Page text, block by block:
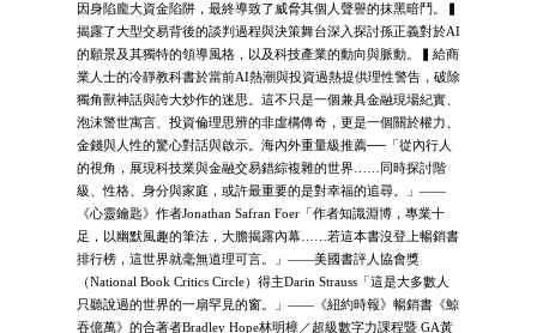
因身陷龐大資金陷阱，最終導致了威脅其個人聲譽的抹黑暗鬥。▍
揭露了大型交易背後的談判過程與決策舞台深入探討孫正義對於AI
的願景及其獨特的領導風格，以及科技產業的動向與脈動。▍給商
業人士的冷靜教科書於當前AI熱潮與投資過熱提供理性警告，破除
獨角獸神話與誇大炒作的迷思。這不只是一個兼具金融現場紀實、
泡沫警世寓言、投資倫理思辨的非虛構傳奇，更是一個關於權力、
金錢與人性的驚心對話與啟示。海內外重量級推薦──「從內行人
的視角，展現科技業與金融交易錯綜複雜的世界……同時探討階
級、性格、身分與家庭，或許最重要的是對幸福的追尋。」——
《心靈鑰匙》作者Jonathan Safran Foer「作者知識淵博，專業十
足，以幽默風趣的筆法，大膽揭露內幕……若這本書沒登上暢銷書
排行榜，這世界就毫無道理可言。」——美國書評人協會獎
（National Book Critics Circle）得主Darin Strauss「這是大多數人
只聽說過的世界的一扇罕見的窗。」——《紐約時報》暢銷書《鯨
吞億萬》的合著者Bradley Hope林明樟／超級數字力課程暨 GA黃